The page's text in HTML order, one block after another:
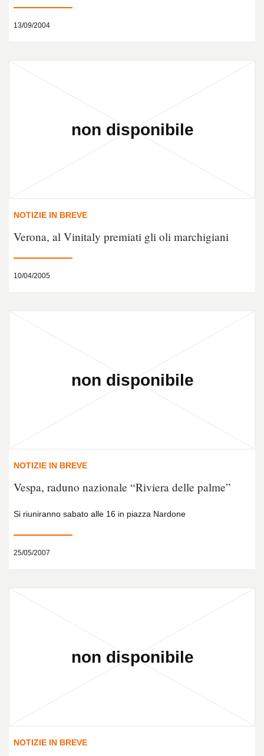
13/09/2004
NOTIZIE IN BREVE
Verona, al Vinitaly premiati gli oli marchigiani
10/04/2005
NOTIZIE IN BREVE
Vespa, raduno nazionale “Riviera delle palme”
Si riuniranno sabato alle 16 in piazza Nardone
25/05/2007
NOTIZIE IN BREVE